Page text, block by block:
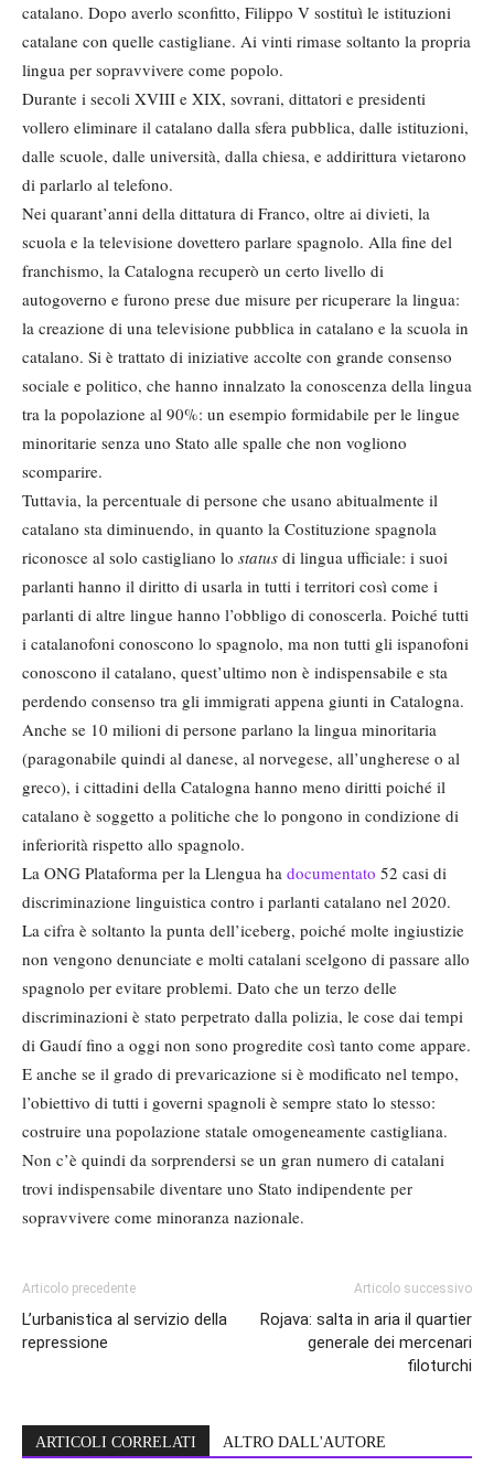
catalano. Dopo averlo sconfitto, Filippo V sostituì le istituzioni
catalane con quelle castigliane. Ai vinti rimase soltanto la propria
lingua per sopravvivere come popolo.
Durante i secoli XVIII e XIX, sovrani, dittatori e presidenti
vollero eliminare il catalano dalla sfera pubblica, dalle istituzioni,
dalle scuole, dalle università, dalla chiesa, e addirittura vietarono
di parlarlo al telefono.
Nei quarant’anni della dittatura di Franco, oltre ai divieti, la
scuola e la televisione dovettero parlare spagnolo. Alla fine del
franchismo, la Catalogna recuperò un certo livello di
autogoverno e furono prese due misure per ricuperare la lingua:
la creazione di una televisione pubblica in catalano e la scuola in
catalano. Si è trattato di iniziative accolte con grande consenso
sociale e politico, che hanno innalzato la conoscenza della lingua
tra la popolazione al 90%: un esempio formidabile per le lingue
minoritarie senza uno Stato alle spalle che non vogliono
scomparire.
Tuttavia, la percentuale di persone che usano abitualmente il
catalano sta diminuendo, in quanto la Costituzione spagnola
riconosce al solo castigliano lo status di lingua ufficiale: i suoi
parlanti hanno il diritto di usarla in tutti i territori così come i
parlanti di altre lingue hanno l’obbligo di conoscerla. Poiché tutti
i catalanofoni conoscono lo spagnolo, ma non tutti gli ispanofoni
conoscono il catalano, quest’ultimo non è indispensabile e sta
perdendo consenso tra gli immigrati appena giunti in Catalogna.
Anche se 10 milioni di persone parlano la lingua minoritaria
(paragonabile quindi al danese, al norvegese, all’ungherese o al
greco), i cittadini della Catalogna hanno meno diritti poiché il
catalano è soggetto a politiche che lo pongono in condizione di
inferiorità rispetto allo spagnolo.
La ONG Plataforma per la Llengua ha documentato 52 casi di
discriminazione linguistica contro i parlanti catalano nel 2020.
La cifra è soltanto la punta dell’iceberg, poiché molte ingiustizie
non vengono denunciate e molti catalani scelgono di passare allo
spagnolo per evitare problemi. Dato che un terzo delle
discriminazioni è stato perpetrato dalla polizia, le cose dai tempi
di Gaudí fino a oggi non sono progredite così tanto come appare.
E anche se il grado di prevaricazione si è modificato nel tempo,
l’obiettivo di tutti i governi spagnoli è sempre stato lo stesso:
costruire una popolazione statale omogeneamente castigliana.
Non c’è quindi da sorprendersi se un gran numero di catalani
trovi indispensabile diventare uno Stato indipendente per
sopravvivere come minoranza nazionale.
Articolo precedente
L’urbanistica al servizio della
repressione
Articolo successivo
Rojava: salta in aria il quartier
generale dei mercenari
filoturchi
ARTICOLI CORRELATI ALTRO DALL'AUTORE